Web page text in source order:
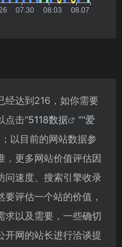
经达到216，如你需要
点击"5118数据 ""爱
以目前的网站数据参
，更多网站价值评估因
问速度、搜索引擎收录
评估一个站的价值，
求以及需要，一些确切
开网的站长进行洽谈提